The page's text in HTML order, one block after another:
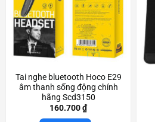
Tai nghe bluetooth Hoco E29
âm thanh sống động chính
hãng Scd3150
160.700₫